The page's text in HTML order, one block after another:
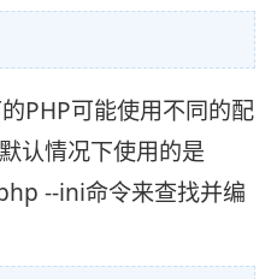
PHP可能使用不同的配
认情况下使用的是
--ini命令来查找并编